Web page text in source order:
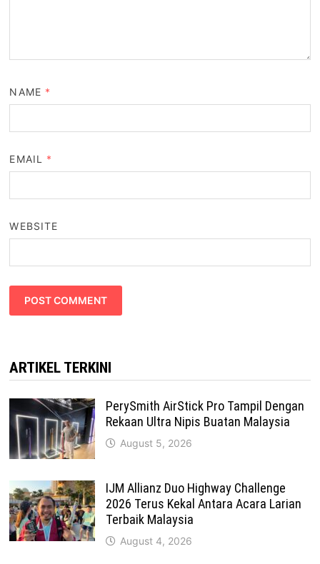
NAME *
EMAIL *
WEBSITE
ARTIKEL TERKINI
PerySmith AirStick Pro Tampil Dengan
Rekaan Ultra Nipis Buatan Malaysia
August 5, 2026
IJM Allianz Duo Highway Challenge
2026 Terus Kekal Antara Acara Larian
Terbaik Malaysia
August 4, 2026